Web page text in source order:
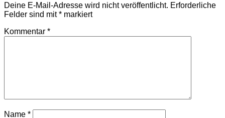
Deine E-Mail-Adresse wird nicht veröffentlicht. Erforderliche
Felder sind mit* markiert
Kommentar *
Name *